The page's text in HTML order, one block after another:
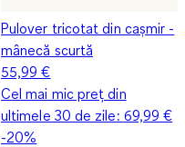
Pulover tricotat din cașmir -
mânecă scurtă
55,99 €
Cel mai mic preț din
ultimele 30 de zile: 69,99 €
-20%